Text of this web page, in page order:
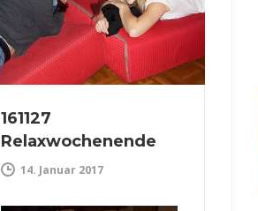
161127
Relaxwochenende
14. Januar 2017